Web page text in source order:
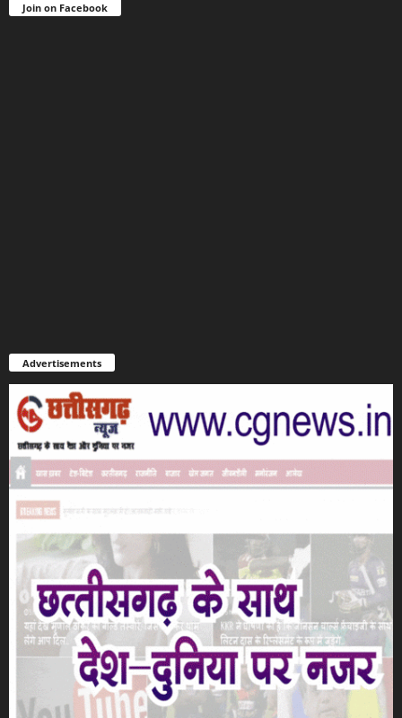
Join on Facebook
Advertisements